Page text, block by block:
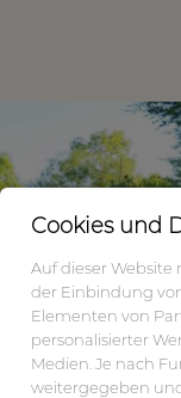
Cookies und
Auf dieser Website
der Einbindung
Elementen von
personalisierter
Medien. Je nach
weitergegeben